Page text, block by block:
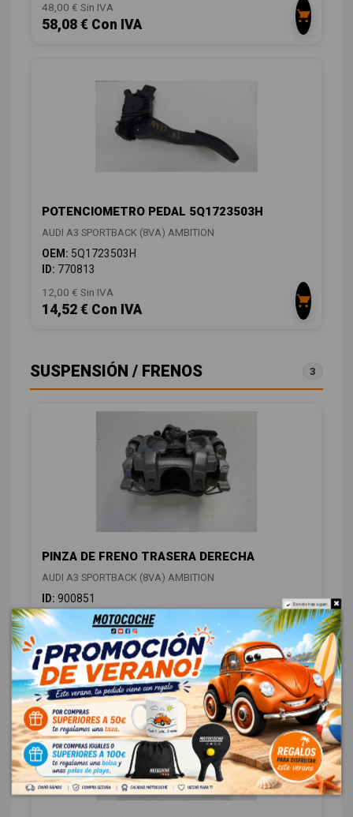
48,00 € Sin IVA
58,08 € Con IVA
POTENCIOMETRO PEDAL 5Q1723503H
AUDI A3 SPORTBACK (8VA) AMBITION
OEM: 5Q1723503H
ID: 770813
12,00 € Sin IVA
14,52 € Con IVA
SUSPENSIÓN / FRENOS 3
PINZA DE FRENO TRASERA DERECHA
AUDI A3 SPORTBACK (8VA) AMBITION
ID: 900851
88,00 € Sin IVA
106,48 € Con IVA
Do not show again.